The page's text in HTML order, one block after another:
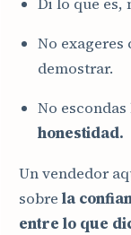
Di lo que es,
No exageres
demostrar.
No
honestidad.
Un vendedor
sobre la
entre lo que